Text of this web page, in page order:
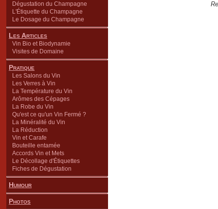
Dégustation du Champagne
L'Étiquette du Champagne
Le Dosage du Champagne
Les Articles
Vin Bio et Biodynamie
Visites de Domaine
Pratique
Les Salons du Vin
Les Verres à Vin
La Température du Vin
Arômes des Cépages
La Robe du Vin
Qu'est ce qu'un Vin Fermé ?
La Minéralité du Vin
La Réduction
Vin et Carafe
Bouteille entamée
Accords Vin et Mets
Le Décollage d'Étiquettes
Fiches de Dégustation
Humour
Photos